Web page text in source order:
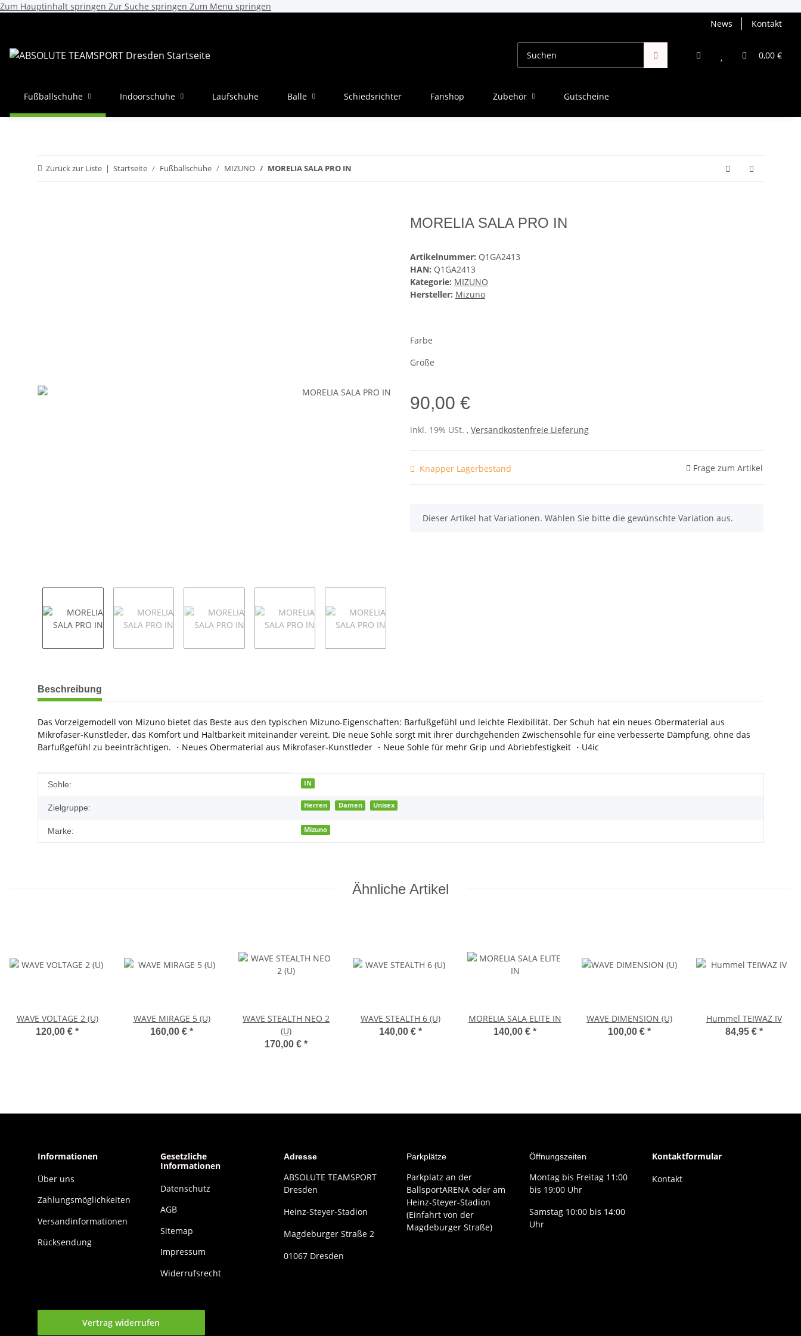
Zum Hauptinhalt springen Zur Suche springen Zum Menü springen
News
Kontakt
0,00 €
Fußballschuhe Indoorschuhe Laufschuhe Bälle Schiedsrichter Fanshop Zubehör Gutscheine
Zurück zur Liste Startseite Fußballschuhe MIZUNO MORELIA SALA PRO IN
MORELIA SALA PRO IN
Artikelnummer: Q1GA2413
HAN: Q1GA2413
Kategorie: MIZUNO
Hersteller: Mizuno
Farbe
Größe
90,00 €
inkl. 19% USt. , Versandkostenfreie Lieferung
Knapper Lagerbestand Frage zum Artikel
x
Dieser Artikel hat Variationen. Wählen Sie bitte die gewünschte Variation aus.
weitere Registerkarten anzeigen
Beschreibung
Das Vorzeigemodell von Mizuno bietet das Beste aus den typischen Mizuno-Eigenschaften: Barfußgefühl und leichte Flexibilität. Der Schuh hat ein neues Obermaterial aus
Mikrofaser-Kunstleder, das Komfort und Haltbarkeit miteinander vereint. Die neue Sohle sorgt mit ihrer durchgehenden Zwischensohle für eine verbesserte Dämpfung, ohne das
Barfußgefühl zu beeinträchtigen. ・Neues Obermaterial aus Mikrofaser-Kunstleder ・Neue Sohle für mehr Grip und Abriebfestigkeit ・U4ic
Produkteigenschaft
Wert
Sohle: IN
Zielgruppe: Herren Damen Unisex
Marke: Mizuno
Ähnliche Artikel
WAVE VOLTAGE 2 (U)
120,00 € *
WAVE MIRAGE 5 (U)
160,00 € *
WAVE STEALTH NEO 2
(U)
170,00 € *
WAVE STEALTH 6 (U)
140,00 € *
MORELIA SALA ELITE IN
140,00 € *
WAVE DIMENSION (U)
100,00 € *
Hummel TEIWAZ IV
84,95 € *
Informationen
Über uns
Zahlungsmöglichkeiten
Versandinformationen
Rücksendung
Gesetzliche
Informationen
Datenschutz
AGB
Sitemap
Impressum
Widerrufsrecht
Adresse
ABSOLUTE TEAMSPORT
Dresden
Heinz-Steyer-Stadion
Magdeburger Straße 2
01067 Dresden
Parkplätze
Parkplatz an der
BallsportARENA oder am
Heinz-Steyer-Stadion
(Einfahrt von der
Magdeburger Straße)
Öffnungszeiten
Montag bis Freitag 11:00
bis 19:00 Uhr
Samstag 10:00 bis 14:00
Uhr
Kontaktformular
Kontakt
Vertrag widerrufen